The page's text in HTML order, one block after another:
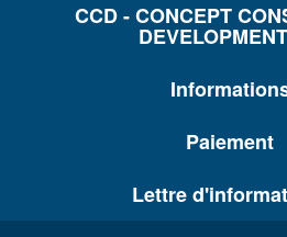
CCD - CONCEPT
Paiement
Lettre